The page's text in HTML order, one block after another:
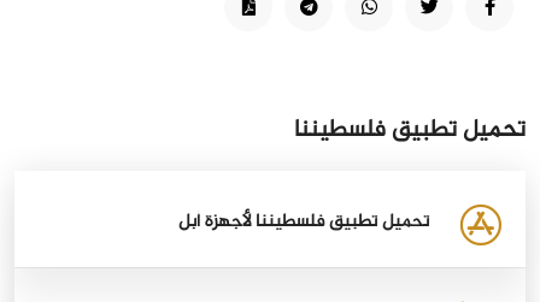
تحميل تطبيق فلسطيننا
تحميل تطبيق فلسطيننا لأجهزة أبل